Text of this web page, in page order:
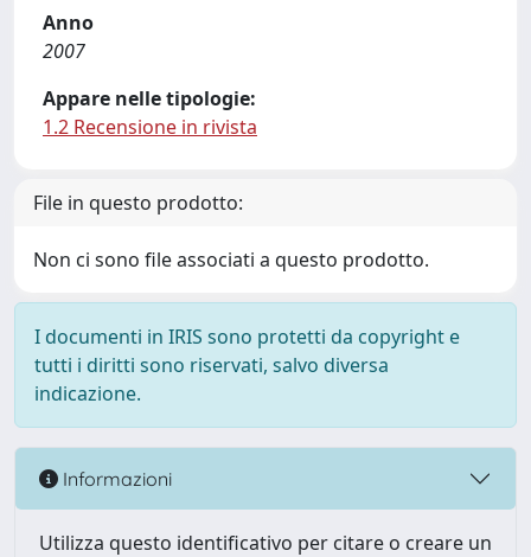
Anno
2007
Appare nelle tipologie:
1.2 Recensione in rivista
File in questo prodotto:
Non ci sono file associati a questo prodotto.
I documenti in IRIS sono protetti da copyright e
tutti i diritti sono riservati, salvo diversa
indicazione.
Informazioni
Utilizza questo identificativo per citare o creare un